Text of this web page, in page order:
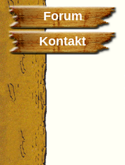
Forum
Kontakt